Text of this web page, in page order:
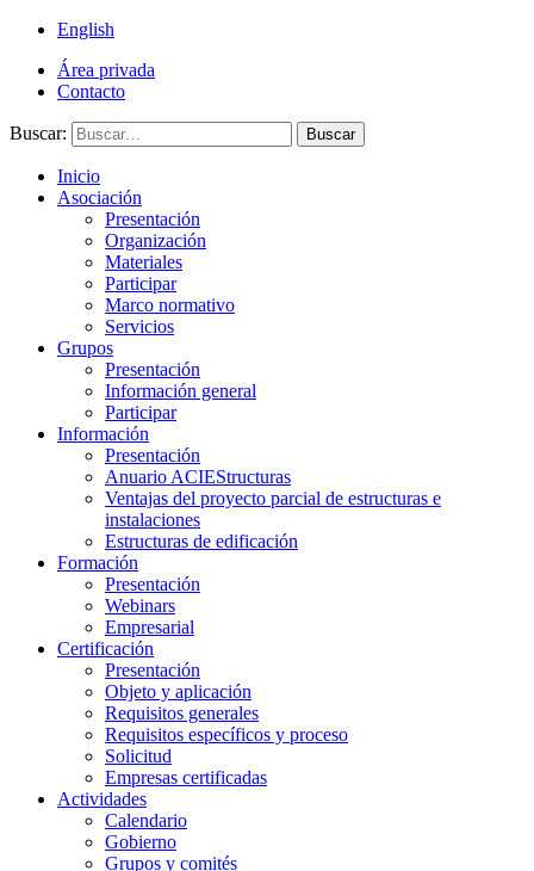
English
Área privada
Contacto
Buscar: Buscar
Inicio
Asociación
Presentación
Organización
Materiales
Participar
Marco normativo
Servicios
Grupos
Presentación
Información general
Participar
Información
Presentación
Anuario ACIEStructuras
Ventajas del proyecto parcial de estructuras e
instalaciones
Estructuras de edificación
Formación
Presentación
Webinars
Empresarial
Certificación
Presentación
Objeto y aplicación
Requisitos generales
Requisitos específicos y proceso
Solicitud
Empresas certificadas
Actividades
Calendario
Gobierno
Grupos y comités